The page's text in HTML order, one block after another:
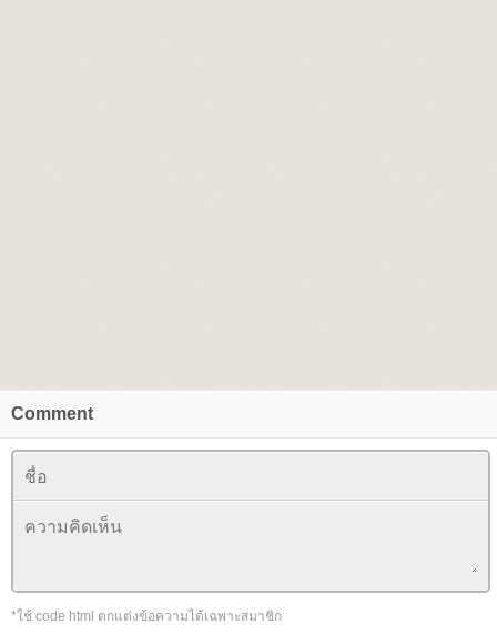
Comment
*ใช้ code html ตกแต่งข้อความได้เฉพาะสมาชิก